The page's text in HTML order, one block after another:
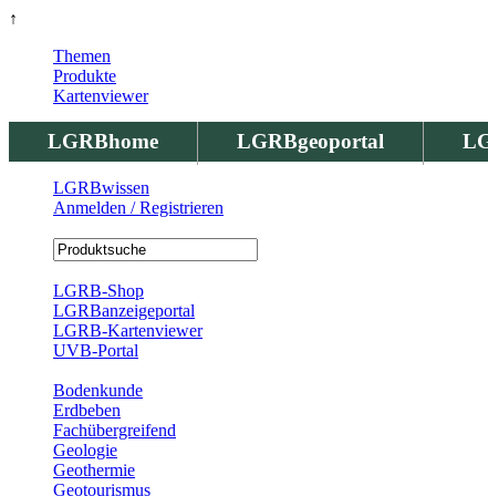
↑
LGRBhome LGRBgeoportal
Themen
Produkte
Kartenviewer
LGRBwissen
Anmelden / Registrieren
LGRB-Shop
LGRBanzeigeportal
LGRB-Kartenviewer
UVB-Portal
Bodenkunde
Erdbeben
Fachübergreifend
Geologie
Geothermie
Geotourismus